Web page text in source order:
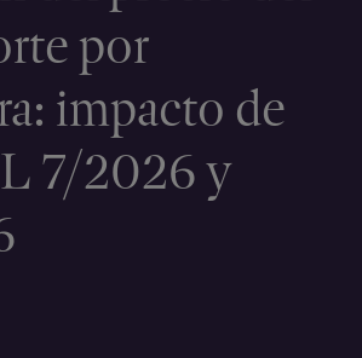
por
impacto de
7/2026 y